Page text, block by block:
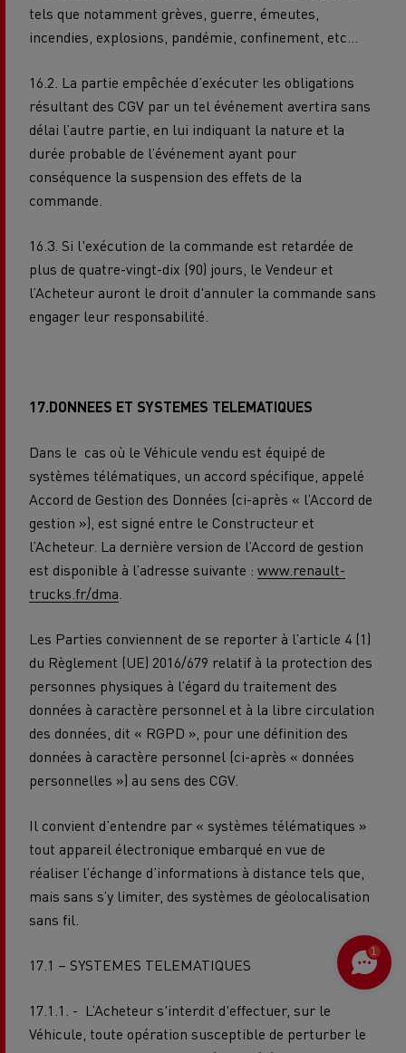
tels que notamment grèves, guerre, émeutes,
incendies, explosions, pandémie, confinement, etc…
16.2. La partie empêchée d’exécuter les obligations
résultant des CGV par un tel événement avertira sans
délai l’autre partie, en lui indiquant la nature et la
durée probable de l’événement ayant pour
conséquence la suspension des effets de la
commande.
16.3. Si l'exécution de la commande est retardée de
plus de quatre-vingt-dix (90) jours, le Vendeur et
l’Acheteur auront le droit d'annuler la commande sans
engager leur responsabilité.
17.DONNEES ET SYSTEMES TELEMATIQUES
Dans le cas où le Véhicule vendu est équipé de
systèmes télématiques, un accord spécifique, appelé
Accord de Gestion des Données (ci-après « l’Accord de
gestion »), est signé entre le Constructeur et
l’Acheteur. La dernière version de l’Accord de gestion
est disponible à l’adresse suivante : www.renault-
trucks.fr/dma
Les Parties conviennent de se reporter à l’article 4 (1)
du Règlement (UE) 2016/679 relatif à la protection des
personnes physiques à l’égard du traitement des
données à caractère personnel et à la libre circulation
des données, dit « RGPD », pour une définition des
données à caractère personnel (ci-après « données
personnelles ») au sens des CGV.
Il convient d’entendre par « systèmes télématiques »
tout appareil électronique embarqué en vue de
réaliser l’échange d’informations à distance tels que,
mais sans s’y limiter, des systèmes de géolocalisation
sans fil.
17.1 – SYSTEMES TELEMATIQUES
17.1.1. - L’Acheteur s'interdit d'effectuer, sur le
Véhicule, toute opération susceptible de perturber le
1